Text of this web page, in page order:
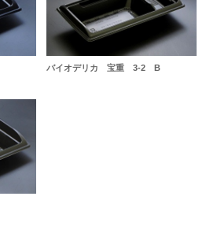
バイオデリカ 宝重 3-2 B